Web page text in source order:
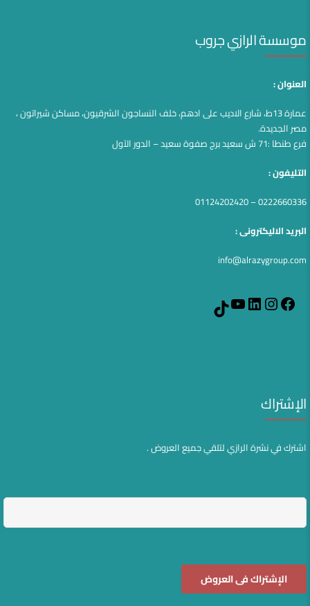
موسسة الرازي جروب
العنوان :
عمارة 13ط، شارع الاديب على ادهم، خلف النساجون الشرقيون، مساكن شيراتون ،
مصر الجديدة.
فرع طنطا :71 ش سعيد برج صفوة سعيد – الدور الآول
التليفون :
0222660336 – 01124202420
البريد الاليكترونى :
info@alrazygroup.com
Facebook
Instagram
LinkedIn
YouTube
الإشتراك
اشترك في نشرة الرازي لتلقي جميع العروض .